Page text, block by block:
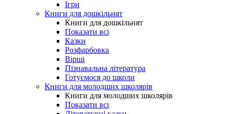
Ігри
Книги для дошкільнят
Книги для дошкільнят
Показати всі
Казки
Розфарбовка
Вірші
Пізнавальна література
Готуємося до школи
Книги для молодших школярів
Книги для молодших школярів
Показати всі